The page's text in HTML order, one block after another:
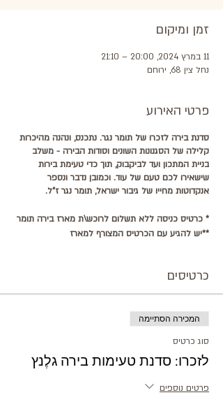
זמן ומיקום
11 במרץ 2024, 20:00 – 21:10
נחל צין 68, ירוחם
פרטי האירוע
סדנת בירה לזכרו של תומר נגר. נתכנס, ונהנה מהיכרות
קלילה של הסגנונות השונים וסודות הבירה - משלב
בניית המתכון ועד לביקבוק, תוך כדי טעימת בירות
שישאירו לכם טעם של עוד. וכמובן נדבר ונספר
אנקדוטות מחייו של גיבור ישראל, תומר נגר ז"ל.
* כרטיס כניסה ללא תשלום לרוכש\ת מארז בירה תומר
**יש להגיע עם הכרטיס המצורף למארז
כרטיסים
המכירה הסתיימה
סוג כרטיס
לזכרו: סדנת טעימות בירה גלֶנץ
פרטים נוספים